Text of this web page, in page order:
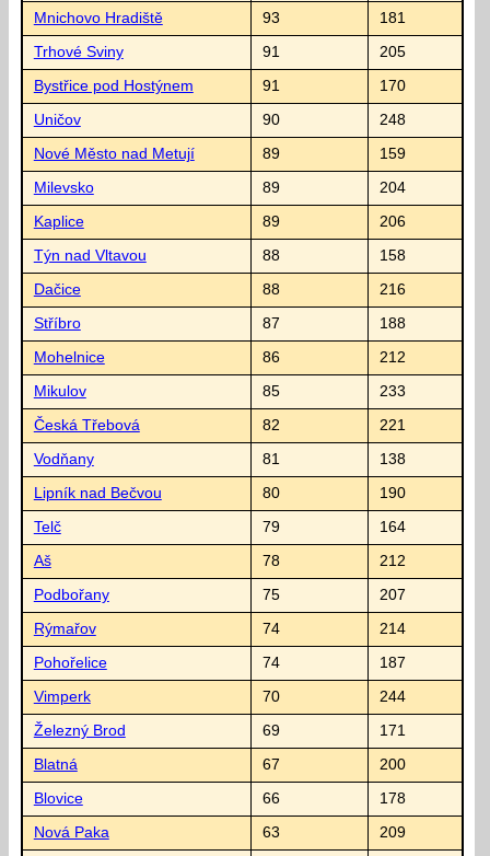
Mnichovo Hradiště 93 181
Trhové Sviny 91 205
Bystřice pod Hostýnem 91 170
Uničov 90 248
Nové Město nad Metují 89 159
Milevsko 89 204
Kaplice 89 206
Týn nad Vltavou 88 158
Dačice 88 216
Stříbro 87 188
Mohelnice 86 212
Mikulov 85 233
Česká Třebová 82 221
Vodňany 81 138
Lipník nad Bečvou 80 190
Telč 79 164
Aš 78 212
Podbořany 75 207
Rýmařov 74 214
Pohořelice 74 187
Vimperk 70 244
Železný Brod 69 171
Blatná 67 200
Blovice 66 178
Nová Paka 63 209